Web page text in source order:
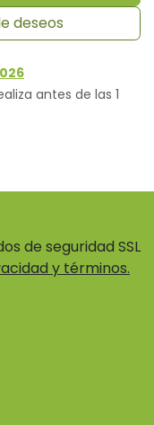
deseos
antes de las 1
de seguridad SSL
y términos.